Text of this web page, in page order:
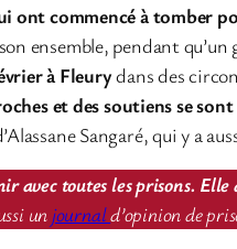
ont commencé à tomber
ensemble, pendant qu’un
à Fleurydans des
et des soutiens se
Sangaré, qui y a
avec toutes les prisons.
un journald’opinion de